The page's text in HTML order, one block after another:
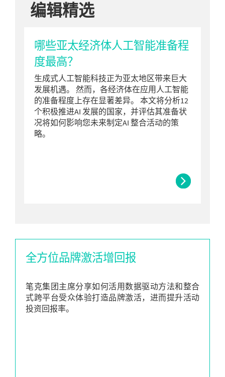
编辑精选
哪些亚太经济体人工智能准备程
度最高？
生成式人工智能科技正为亚太地区带来巨大
发展机遇。 然而，各经济体在应用人工智能
的准备程度上存在显著差异。 本文将分析12
个积极推进AI 发展的国家，并评估其准备状
况将如何影响您未来制定AI 整合活动的策
略。
全方位品牌激活增回报
笔克集团主席分享如何活用数据驱动方法和整合
式跨平台受众体验打造品牌激活，进而提升活动
投资回报率。